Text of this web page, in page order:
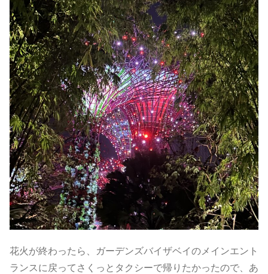
花火が終わったら、ガーデンズバイザベイのメインエント
ランスに戻ってさくっとタクシーで帰りたかったので、あ